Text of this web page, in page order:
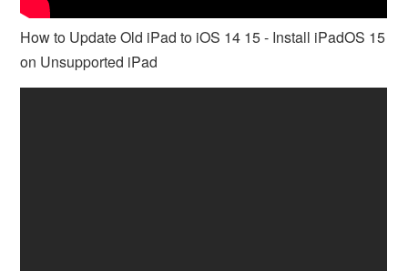
How to Update Old iPad to iOS 14 15 - Install iPadOS 15
on Unsupported iPad